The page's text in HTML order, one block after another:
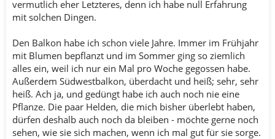
vermutlich eher Letzteres, denn ich habe null Erfahrung
mit solchen Dingen.
Den Balkon habe ich schon viele Jahre. Immer im Frühjahr
mit Blumen bepflanzt und im Sommer ging so ziemlich
alles ein, weil ich nur ein Mal pro Woche gegossen habe.
Außerdem Südwestbalkon, überdacht und heiß; sehr, sehr
heiß. Ach ja, und gedüngt habe ich auch noch nie eine
Pflanze. Die paar Helden, die mich bisher überlebt haben,
dürfen deshalb auch noch da bleiben - möchte gerne noch
sehen, wie sie sich machen, wenn ich mal gut für sie sorge.